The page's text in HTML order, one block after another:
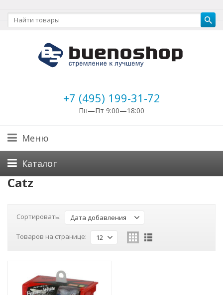
+7 (495) 199-31-72
Пн—Пт 9:00—18:00
Меню
Каталог
Catz
Сортировать: Дата добавления
Товаров на странице: 12